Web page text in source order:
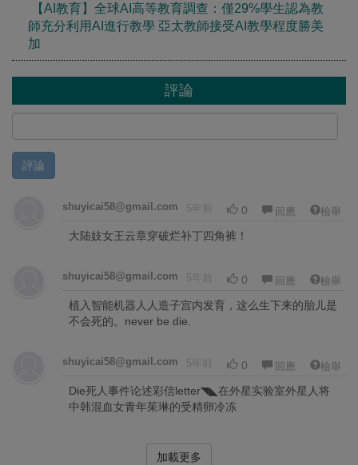
【AI教育】全球AI高等教育調查：僅29%學生認為教
師充分利用AI進行教學 亞太教師接受AI教學程度勝美
加
評論
評論
shuyicai58@gmail.com 5年前 0 回應 檢舉
大陆妓女王云章穿破烂补丁四角裤！
shuyicai58@gmail.com 5年前 0 回應 檢舉
植入智能机器人人造子宫内发育，这么生下来的胎儿是
不会死的。never be die.
shuyicai58@gmail.com 5年前 0 回應 檢舉
Die死人事件论述彩信letter◥◣在外星实验室外星人将
中韩混血女青年茱琳的受精卵冷冻
加載更多